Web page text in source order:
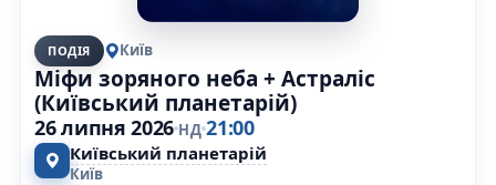
ПОДІЯ Київ
Міфи зоряного неба + Астраліс
(Київський планетарій)
26 липня 2026 НД 21:00
Київський планетарій
Київ